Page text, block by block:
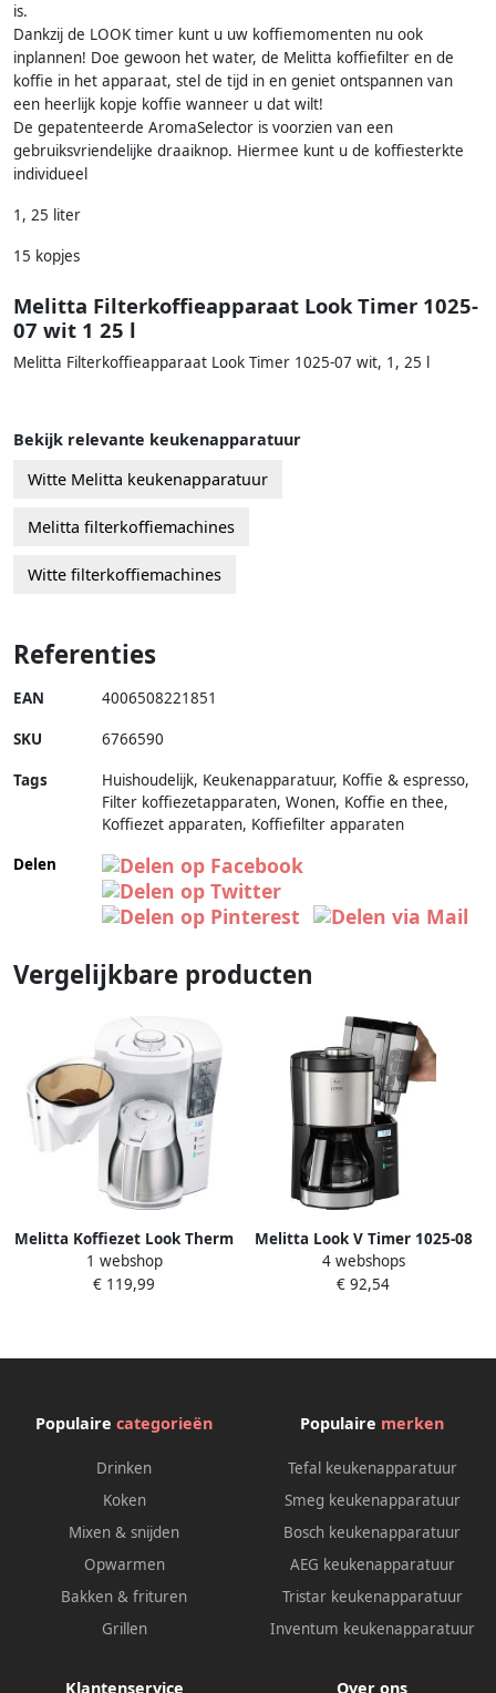
is.
Dankzij de LOOK timer kunt u uw koffiemomenten nu ook
inplannen! Doe gewoon het water, de Melitta koffiefilter en de
koffie in het apparaat, stel de tijd in en geniet ontspannen van
een heerlijk kopje koffie wanneer u dat wilt!
De gepatenteerde AromaSelector is voorzien van een
gebruiksvriendelijke draaiknop. Hiermee kunt u de koffiesterkte
individueel
1, 25 liter
15 kopjes
Melitta Filterkoffieapparaat Look Timer 1025-
07 wit 1 25 l
Melitta Filterkoffieapparaat Look Timer 1025-07 wit, 1, 25 l
Bekijk relevante keukenapparatuur
Witte Melitta keukenapparatuur
Melitta filterkoffiemachines
Witte filterkoffiemachines
Referenties
EAN 4006508221851
SKU 6766590
Tags
Huishoudelijk, Keukenapparatuur, Koffie & espresso,
Filter koffiezetapparaten, Wonen, Koffie en thee,
Koffiezet apparaten, Koffiefilter apparaten
Delen
Vergelijkbare producten
Melitta Koffiezet Look Therm
Timer Wit |
Filterkoffiezetapparaten |
4006508222476
1 webshop
€ 119,99
Melitta Look V Timer 1025-08
| Filterkoffiezetapparaten |
4006508221844
4 webshops
€ 92,54
Populaire categorieën
Drinken
Koken
Mixen & snijden
Opwarmen
Bakken & frituren
Grillen
Populaire merken
Tefal keukenapparatuur
Smeg keukenapparatuur
Bosch keukenapparatuur
AEG keukenapparatuur
Tristar keukenapparatuur
Inventum keukenapparatuur
Klantenservice Over ons